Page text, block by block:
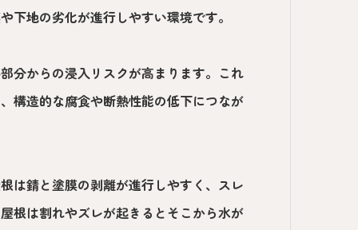
下地の劣化が進行しやすい環境です。
分からの浸入リスクが高まります。これ
構造的な腐食や断熱性能の低下につなが
は錆と塗膜の剥離が進行しやすく、スレ
根は割れやズレが起きるとそこから水が